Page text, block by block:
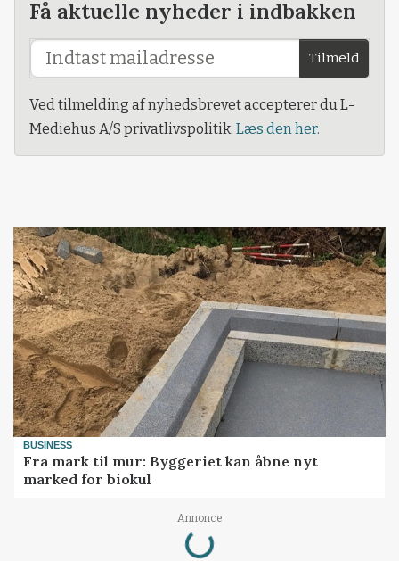
Få aktuelle nyheder i indbakken
Tilmeld
Ved tilmelding af nyhedsbrevet accepterer du L-
Mediehus A/S privatlivspolitik. Læs den her.
BUSINESS
Fra mark til mur: Byggeriet kan åbne nyt
marked for biokul
Annonce
Loading...